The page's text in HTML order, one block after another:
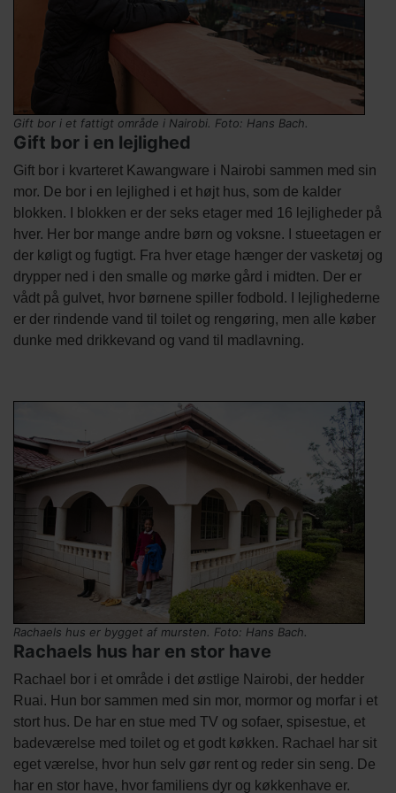
Billede
kredit
Gift bor i et fattigt område i Nairobi. Foto: Hans Bach.
Gift bor i en lejlighed
Tekst
Gift bor i kvarteret Kawangware i Nairobi sammen med sin
mor. De bor i en lejlighed i et højt hus, som de kalder
blokken. I blokken er der seks etager med 16 lejligheder på
hver. Her bor mange andre børn og voksne. I stueetagen er
der køligt og fugtigt. Fra hver etage hænger der vasketøj og
drypper ned i den smalle og mørke gård i midten. Der er
vådt på gulvet, hvor børnene spiller fodbold. I lejlighederne
er der rindende vand til toilet og rengøring, men alle køber
dunke med drikkevand og vand til madlavning.
Billede
kredit
Rachaels hus er bygget af mursten. Foto: Hans Bach.
Rachaels hus har en stor have
Tekst
afsnit
Rachael bor i et område i det østlige Nairobi, der hedder
Ruai. Hun bor sammen med sin mor, mormor og morfar i et
stort hus. De har en stue med TV og sofaer, spisestue, et
badeværelse med toilet og et godt køkken. Rachael har sit
eget værelse, hvor hun selv gør rent og reder sin seng. De
har en stor have, hvor familiens dyr og køkkenhave er.